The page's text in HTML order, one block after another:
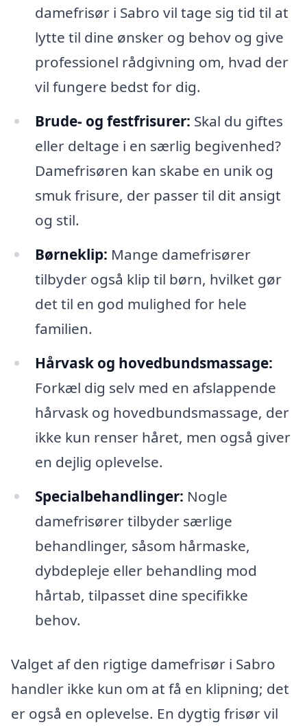
damefrisør i Sabro vil tage sig tid til at
lytte til dine ønsker og behov og give
professionel rådgivning om, hvad der
vil fungere bedst for dig.
Brude- og festfrisurer: Skal du giftes
eller deltage i en særlig begivenhed?
Damefrisøren kan skabe en unik og
smuk frisure, der passer til dit ansigt
og stil.
Børneklip: Mange damefrisører
tilbyder også klip til børn, hvilket gør
det til en god mulighed for hele
familien.
Hårvask og hovedbundsmassage:
Forkæl dig selv med en afslappende
hårvask og hovedbundsmassage, der
ikke kun renser håret, men også giver
en dejlig oplevelse.
Specialbehandlinger: Nogle
damefrisører tilbyder særlige
behandlinger, såsom hårmaske,
dybdepleje eller behandling mod
hårtab, tilpasset dine specifikke
behov.
Valget af den rigtige damefrisør i Sabro
handler ikke kun om at få en klipning; det
er også en oplevelse. En dygtig frisør vil